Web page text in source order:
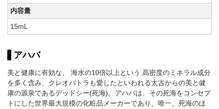
内容量
15mL
アハバ
美と健康に有効な、 海水の10倍以上という 高密度のミネラル成分
を多く含み、クレオパトラも愛したといわれる太古からの美と健
康の源泉であるデッドシー(死海)。アハバは、その死海をコンセプ
トにした世界最大規模の化粧品メーカーであり、唯一、死海のほ